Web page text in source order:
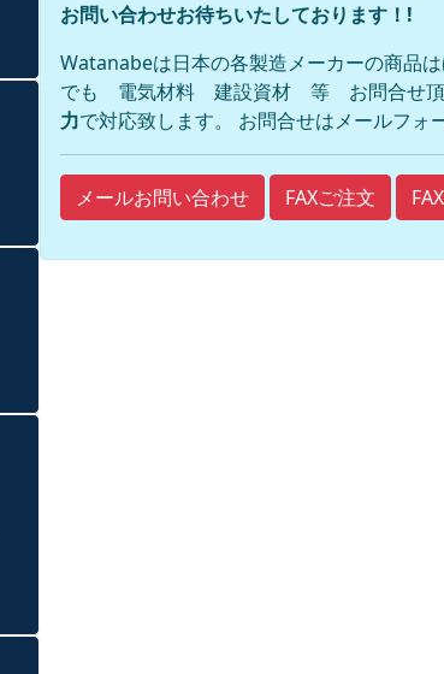
お問い合わせお待ちいたしております！!
Watanabeは日本の各製造メーカーの商品
でも 電気材料 建設資材 等 お問合せ頂け
力で対応致します。 お問合せはメールフォ
メールお問い合わせ FAXご注文